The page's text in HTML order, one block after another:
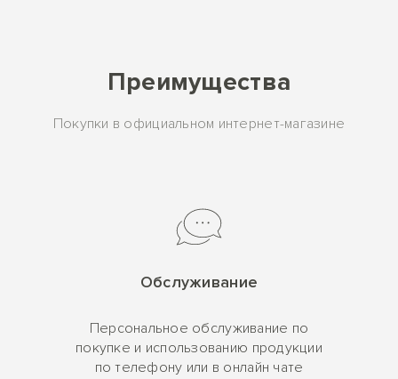
Преимущества
Покупки в официальном интернет-магазине
Обслуживание
Персональное обслуживание по
покупке и использованию продукции
по телефону или в онлайн чате